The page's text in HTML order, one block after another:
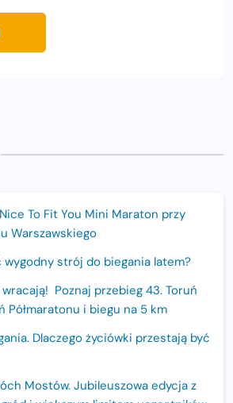
To Fit You Mini Maraton przy
Warszawskiego
wygodny strój do biegania latem?
Poznaj przebieg 43. Toruń
Półmaratonu i biegu na 5 km
Dlaczego życiówki przestają być
Mostów. Jubileuszowa edycja z